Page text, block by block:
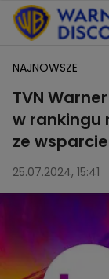
NAJNOWSZE
TVN
w rankingu
ze
25.07.2024, 15:41